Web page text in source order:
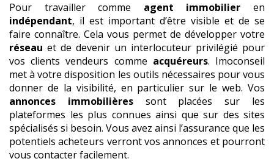
Pour travailler comme agent immobilier en
indépendant, il est important d’être visible et de se
faire connaître. Cela vous permet de développer votre
réseau et de devenir un interlocuteur privilégié pour
vos clients vendeurs comme acquéreurs. Imoconseil
met à votre disposition les outils nécessaires pour vous
donner de la visibilité, en particulier sur le web. Vos
annonces immobilièressont placées sur les
plateformes les plus connues ainsi que sur des sites
spécialisés si besoin. Vous avez ainsi l’assurance que les
potentiels acheteurs verront vos annonces et pourront
vous contacter facilement.